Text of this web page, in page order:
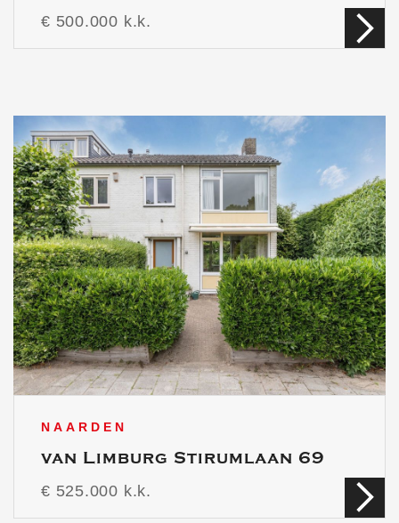
€ 500.000 k.k.
NAARDEN
van Limburg Stirumlaan 69
€ 525.000 k.k.